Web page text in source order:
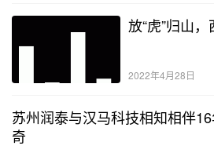
放“虎”归山，
2022年4月28日
苏州润泰与汉马科技相知相伴
奇